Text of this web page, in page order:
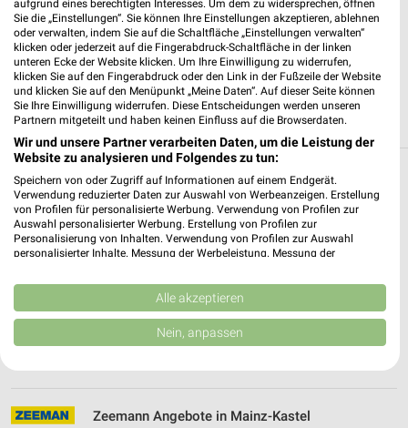
✔Einkaufsliste - Einkauf stressfrei planen
JETZT LADEN UND SPAREN!
Weitere Zeemann Geschäfte mit Angeboten
in und um Hanau (Brüder-Grimm-Stadt)
2 Geschäfte und Orte
❯
Zeemann Angebote in FRANKFURT AM MAIN
FRANKFURT AM MAIN, Deutschland
Zeemann Angebote in Mainz-Kastel
aufgrund eines berechtigten Interesses. Um dem zu widersprechen, öffnen
Sie die „Einstellungen“. Sie können Ihre Einstellungen akzeptieren, ablehnen
oder verwalten, indem Sie auf die Schaltfläche „Einstellungen verwalten“
klicken oder jederzeit auf die Fingerabdruck-Schaltfläche in der linken
unteren Ecke der Website klicken. Um Ihre Einwilligung zu widerrufen,
klicken Sie auf den Fingerabdruck oder den Link in der Fußzeile der Website
und klicken Sie auf den Menüpunkt „Meine Daten“. Auf dieser Seite können
Sie Ihre Einwilligung widerrufen. Diese Entscheidungen werden unseren
Partnern mitgeteilt und haben keinen Einfluss auf die Browserdaten.
Wir und unsere Partner verarbeiten Daten, um die Leistung der
Website zu analysieren und Folgendes zu tun:
Speichern von oder Zugriff auf Informationen auf einem Endgerät.
Verwendung reduzierter Daten zur Auswahl von Werbeanzeigen. Erstellung
von Profilen für personalisierte Werbung. Verwendung von Profilen zur
Auswahl personalisierter Werbung. Erstellung von Profilen zur
Personalisierung von Inhalten. Verwendung von Profilen zur Auswahl
personalisierter Inhalte. Messung der Werbeleistung. Messung der
Kombinationen von Daten aus verschiedenen Quellen. Entwicklung und
Verbesserung der Angebote. Verwendung reduzierter Daten zur Auswahl
von Inhalten.
Daten können außerhalb der Europäischen Union weitergegeben und in die
Website/App.
Wir nutzen Ihre Daten für folgende Zwecke:
Alle akzeptieren
Nein, anpassen